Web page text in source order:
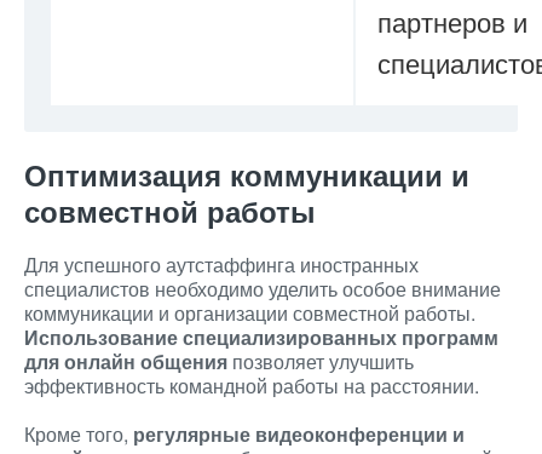
партнеров и
Оптимизация коммуникации и
совместной работы
Для успешного аутстаффинга иностранных
специалистов необходимо уделить особое внимание
коммуникации и организации совместной работы.
Использование специализированных программ
для онлайн общения позволяет улучшить
эффективность командной работы на расстоянии.
Кроме того, регулярные видеоконференции и